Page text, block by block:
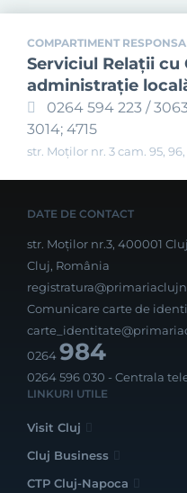
COMPARTIMENT
Serviciul Relaţii cu
administraţie
0264 594 223 /
3014; 4715
str. Moților nr. 3 cam. 95, 96,
DATE DE CONTACT
str. Moților nr.3, 400001
Cluj, România
Comunicare carte de
0264984
0264 596 030 - Centrala
LINKURI UTILE
Visit Cluj
Cluj Business
CTP Cluj-Napoca